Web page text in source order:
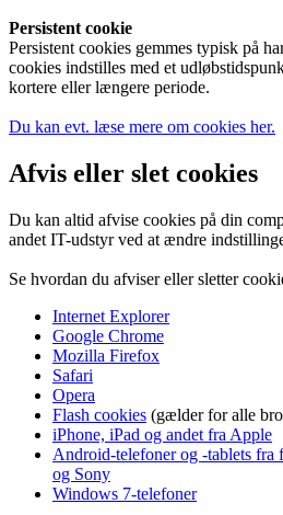
Persistent cookie
Persistent cookies gemmes typisk på
cookies indstilles med et
kortere eller længere periode.
Du kan evt. læse mere om cookies her.
Afvis eller slet cookies
Du kan altid afvise cookies på din
andet IT-udstyr ved at ændre
Se hvordan du afviser eller sletter
Internet Explorer
Google Chrome
Mozilla Firefox
Safari
Opera
Flash cookies (gælder for alle
iPhone, iPad og andet fra Apple
Android-telefoner og -tablets fra
og Sony
Windows 7-telefoner